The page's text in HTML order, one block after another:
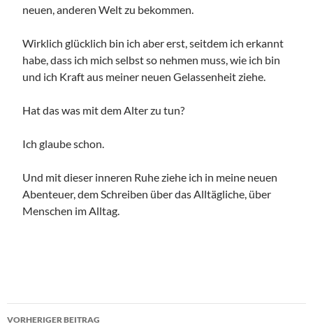
neuen, anderen Welt zu bekommen.
Wirklich glücklich bin ich aber erst, seitdem ich erkannt
habe, dass ich mich selbst so nehmen muss, wie ich bin
und ich Kraft aus meiner neuen Gelassenheit ziehe.
Hat das was mit dem Alter zu tun?
Ich glaube schon.
Und mit dieser inneren Ruhe ziehe ich in meine neuen
Abenteuer, dem Schreiben über das Alltägliche, über
Menschen im Alltag.
Beitragsnavigation
VORHERIGER BEITRAG